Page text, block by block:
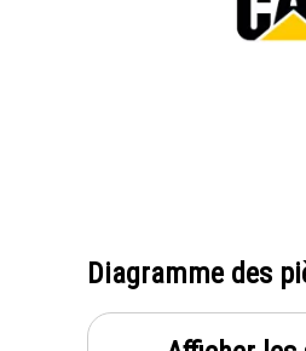
Diagramme des